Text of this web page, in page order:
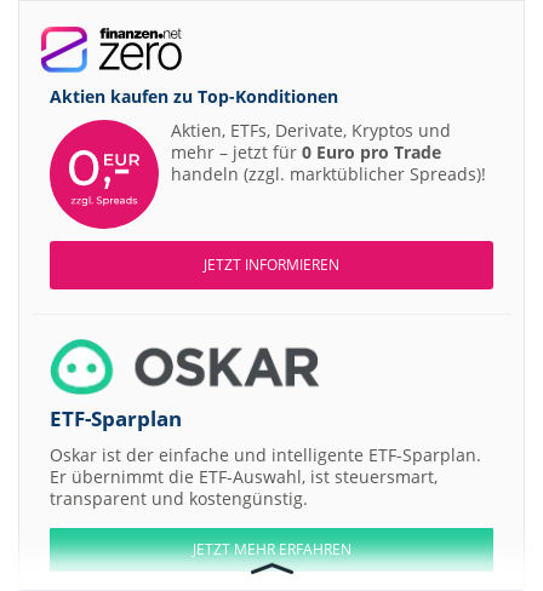
Aktien kaufen zu Top-Konditionen
Aktien, ETFs, Derivate, Kryptos und
mehr – jetzt für 0 Euro pro Trade
handeln (zzgl. marktüblicher Spreads)!
JETZT INFORMIEREN
ETF-Sparplan
Oskar ist der einfache und intelligente ETF-Sparplan.
Er übernimmt die ETF-Auswahl, ist steuersmart,
transparent und kostengünstig.
JETZT MEHR ERFAHREN